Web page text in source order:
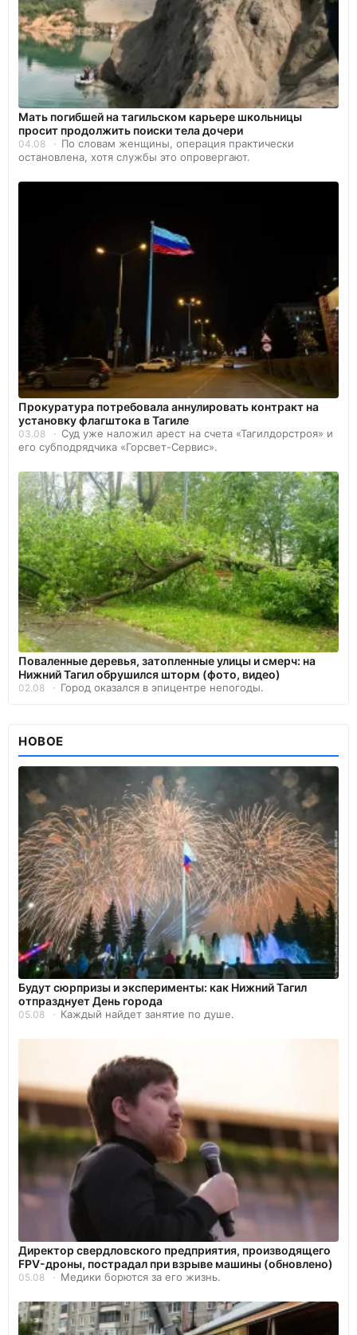
Мать погибшей на тагильском карьере школьницы
просит продолжить поиски тела дочери
04.08
По словам женщины, операция практически
остановлена, хотя службы это опровергают.
Прокуратура потребовала аннулировать контракт на
установку флагштока в Тагиле
03.08
Суд уже наложил арест на счета «Тагилдорстроя» и
его субподрядчика «Горсвет-Сервис».
Поваленные деревья, затопленные улицы и смерч: на
Нижний Тагил обрушился шторм (фото, видео)
02.08 Город оказался в эпицентре непогоды.
НОВОЕ
Будут сюрпризы и эксперименты: как Нижний Тагил
отпразднует День города
05.08 Каждый найдет занятие по душе.
Директор свердловского предприятия, производящего
FPV-дроны, пострадал при взрыве машины (обновлено)
05.08 Медики борются за его жизнь.